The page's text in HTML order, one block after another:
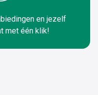
en jezelf
met één klik!